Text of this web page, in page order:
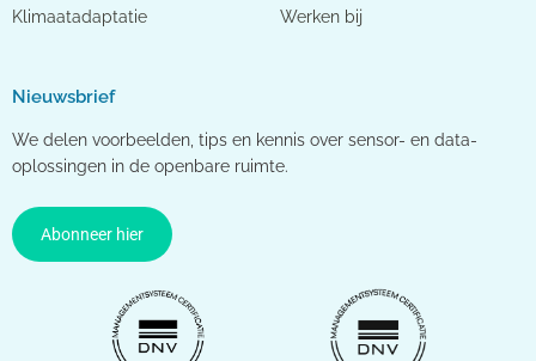
Klimaatadaptatie
Werken bij
Nieuwsbrief
We delen voorbeelden, tips en kennis over sensor- en data-
oplossingen in de openbare ruimte.
Abonneer hier